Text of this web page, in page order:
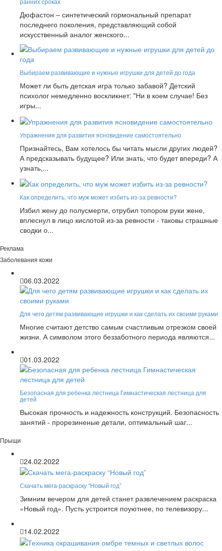
Дюфастон – синтетический гормональный препарат
последнего поколения, представляющий собой
искусственный аналог женского...
Выбираем развивающие и нужные игрушки для детей до года
Может ли быть детская игра только забавой? Детский
психолог немедленно воскликнет: "Ни в коем случае! Без
игры...
Упражнения для развития ясновидение самостоятельно
Признайтесь, Вам хотелось бы читать мысли других людей?
А предсказывать будущее? Или знать, что будет впереди? А
узнать,...
Как определить, что муж может избить из-за ревности?
Избил жену до полусмерти, отрубил топором руки жене,
вплеснул в лицо кислотой из-за ревности - таковы страшные
сводки о...
Реклама
Заболевания кожи
06.03.2022
Для чего детям развивающие игрушки и как сделать их своими руками
Многие считают детство самым счастливым отрезком своей
жизни. А символом этого беззаботного периода являются...
01.03.2022
Безопасная для ребенка лестница Гимнастическая лестница для
детей
Высокая прочность и надежность конструкций. Безопасность
занятий - прорезиненые детали, оптимальный шаг...
Прыщи
24.02.2022
Скачать мега-раскраску “Новый год”
Зимним вечером для детей станет развлечением раскраска
«Новый год». Пусть устроится поуютнее, по телевизору...
14.02.2022